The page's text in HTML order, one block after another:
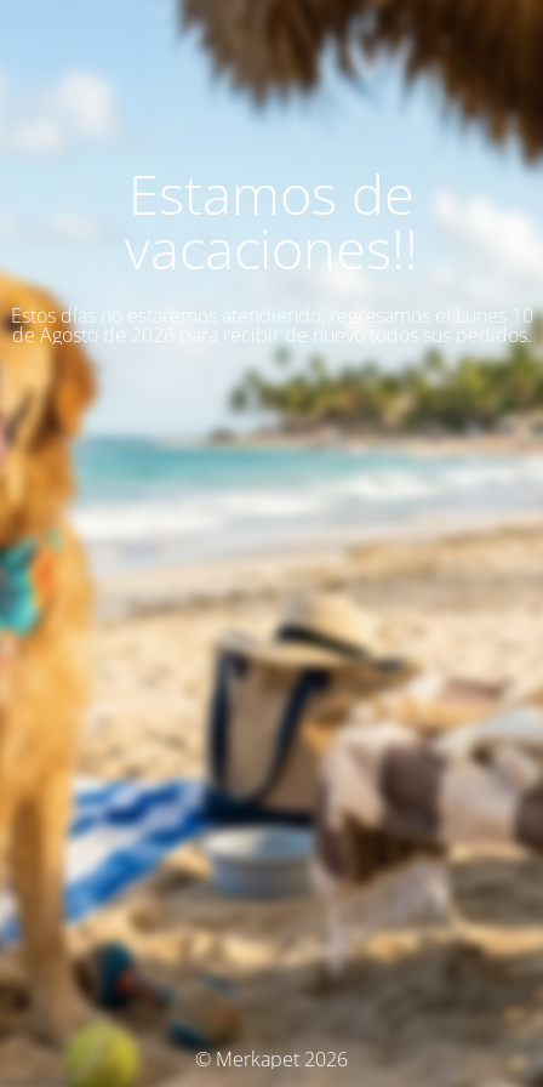
Estamos de
vacaciones!!
Estos días no estaremos atendiendo, regresamos el Lunes 10
de Agosto de 2026 para recibir de nuevo todos sus pedidos.
© Merkapet 2026